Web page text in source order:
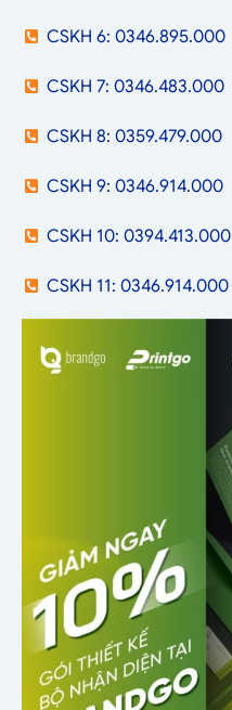
CSKH 6: 0346.895.000
CSKH 7: 0346.483.000
CSKH 8: 0359.479.000
CSKH 9: 0346.914.000
CSKH 10: 0394.413.000
CSKH 11: 0346.914.000